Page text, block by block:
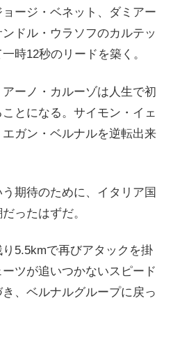
ージ・ベネット、ダミアー
ドル・ウラソフのカルテッ
時12秒のリードを築く。
ーノ・カルーゾは人生で初
とになる。サイモン・イェ
ガン・ベルナルを逆転出来
期待のために、イタリア国
ったはずだ。
5.5kmで再びアタックを掛
ツが追いつかないスピード
、ベルナルグループに戻っ